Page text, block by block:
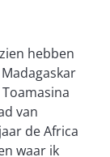
hebben
van
de Africa
waar ik